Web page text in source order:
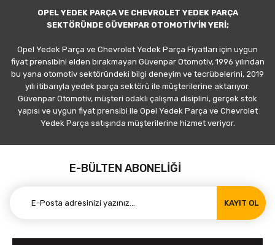
OPEL YEDEK PARÇA VE CHEVROLET YEDEK PARÇA
SEKTÖRÜNDE GÜVENPAR OTOMOTİV'İN YERİ;
Opel Yedek Parça ve Chevrolet Yedek Parça Fiyatları için uygun
fiyat prensibini elden bırakmayan Güvenpar Otomotiv, 1996 yılından
bu yana otomotiv sektöründeki bilgi deneyim ve tecrübelerini, 2019
yılı itibarıyla yedek parça sektörü ile müşterilerine aktarıyor.
Güvenpar Otomotiv, müşteri odaklı çalışma disiplini, gerçek stok
yapısı ve uygun fiyat prensibi ile Opel Yedek Parça ve Chevrolet
Yedek Parça satışında müşterilerine hizmet veriyor.
E-BÜLTEN ABONELİĞİ
KAYIT OL